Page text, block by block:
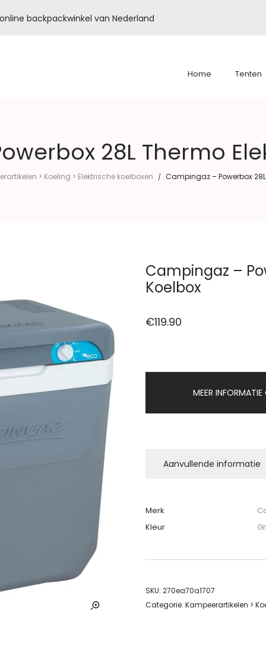
backpackwinkel van Nederland
Home Tenten
28L Thermo
> Koeling > Elektrische koelboxen / Campingaz – Powerbox
Campingaz –
Koelbox
€119.90
MEER INFORMATIE
Aanvullende informatie
Merk
Kleur
SKU: 270ea70a1707
Categorie: Kampeerartikelen >